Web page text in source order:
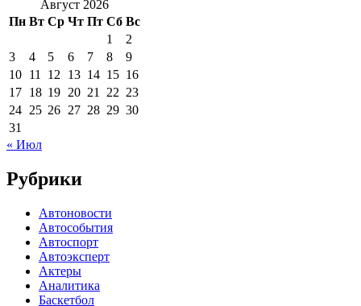
Август 2026
Пн Вт Ср Чт Пт Сб Вс
1
2
3
4 5 6 7 8
9
10 11 12 13 14 15 16
17 18 19 20 21 22 23
24 25 26 27 28 29 30
31
« Июл
Рубрики
Автоновости
Автособытия
Автоспорт
Автоэксперт
Актеры
Аналитика
Баскетбол